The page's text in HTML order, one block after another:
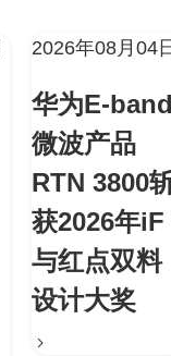
2026年08月04
华为E-
微波产品
RTN 3800
获2026年iF
与红点双料
设计大奖